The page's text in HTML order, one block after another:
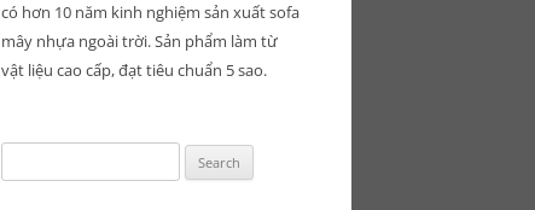
có hơn 10 năm kinh nghiệm sản xuất sofa
mây nhựa ngoài trời. Sản phẩm làm từ
vật liệu cao cấp, đạt tiêu chuẩn 5 sao.
for: